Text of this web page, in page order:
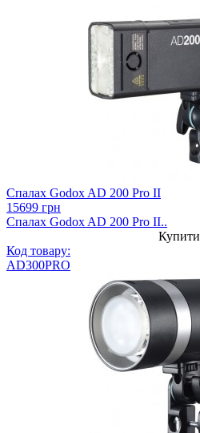
Спалах Godox AD 200 Pro II
15699 грн
Спалах Godox AD 200 Pro II..
Купити
Код товару:
AD300PRO